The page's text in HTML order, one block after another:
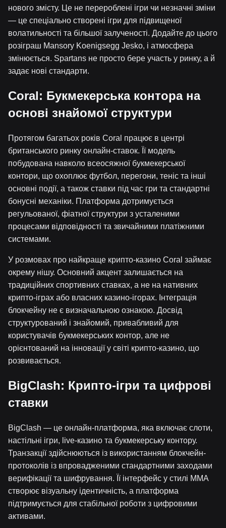
нового змісту. Це не перероблені ігри чи незначні зміни
— це спеціально створені ігри для підвищеної
волатильності та більшої залученості. Додайте до цього
розіграш Mansory Koenigsegg Jesko, і атмосфера
змінюється. Spartans не просто бере участь у ринку, а й
задає нові стандарти.
Coral: Букмекерська контора на
основі знайомої структури
Протягом багатьох років Coral працює в центрі
британського ринку онлайн-ставок. Її модель
побудована навколо всеосяжної букмекерської
контори, що охоплює футбол, перегони, теніс та інші
основні події, а також ставки під час гри та стандартні
бонусні механіки. Платформа дотримується
регульованої, фіатної структури з усталеними
процесами відповідності та звичайними платіжними
системами.
У розмовах про найкраще крипто-казино Coral займає
окрему нішу. Основний акцент залишається на
традиційних спортивних ставках, а не на нативних
крипто-іграх або власних казино-ігорах. Інтеграція
блокчейну не є визначальною ознакою. Досвід
структурований і знайомий, привабливий для
користувачів букмекерських контор, але не
орієнтований на інновації у світі крипто-казино, що
розвивається.
BigClash: Крипто-ігри та цифрові
ставки
BigClash — це онлайн-платформа, яка включає слоти,
настільні ігри, live-казино та букмекерську контору.
Транзакції здійснюються із використанням блокчейн-
протоколів із впровадженими стандартними заходами
верифікації та шифрування. Її інтерфейс у стилі MMA
створює візуальну ідентичність, а платформа
підтримується для стабільної роботи з цифровими
активами.